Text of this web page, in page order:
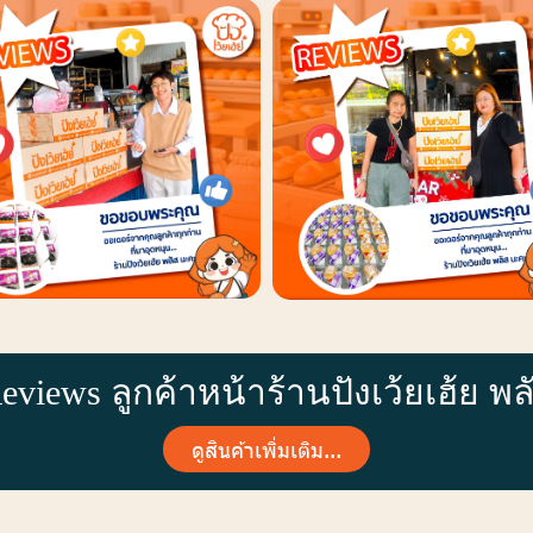
ลูกค้าหน้าร้านปังเว้ยเฮ้ย พ
ดูสินค้าเพิ่มเติม...